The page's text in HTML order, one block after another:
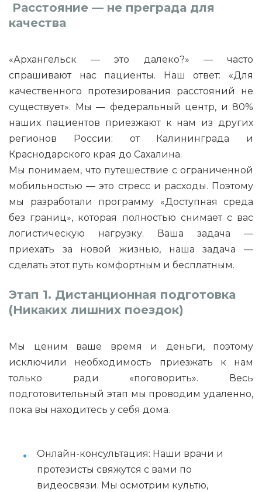
Расстояние — не преграда для
качества
«Архангельск — это далеко?» — часто
спрашивают нас пациенты. Наш ответ: «Для
качественного протезирования расстояний не
существует». Мы — федеральный центр, и 80%
наших пациентов приезжают к нам из других
регионов России: от Калининграда и
Краснодарского края до Сахалина.
Мы понимаем, что путешествие с ограниченной
мобильностью — это стресс и расходы. Поэтому
мы разработали программу «Доступная среда
без границ», которая полностью снимает с вас
логистическую нагрузку. Ваша задача —
приехать за новой жизнью, наша задача —
сделать этот путь комфортным и бесплатным.
Этап 1. Дистанционная подготовка
(Никаких лишних поездок)
Мы ценим ваше время и деньги, поэтому
исключили необходимость приезжать к нам
только ради «поговорить». Весь
подготовительный этап мы проводим удаленно,
пока вы находитесь у себя дома.
Онлайн-консультация: Наши врачи и
протезисты свяжутся с вами по
видеосвязи. Мы осмотрим культю,